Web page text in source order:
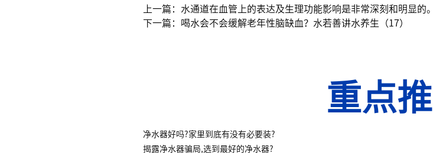
上一篇：水通道在血管上的表达及生理功能影响是非常深刻和明显的
下一篇：喝水会不会缓解老年性脑缺血？水若善讲水养生（17）
重点
净水器好吗?家里到底有没有必要装?
揭露净水器骗局,选到最好的净水器?